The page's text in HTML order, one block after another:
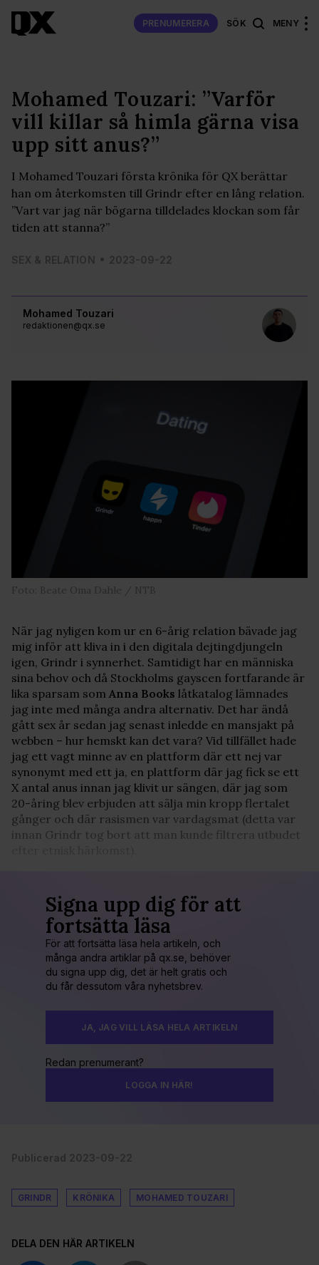
PRENUMERERA SÖK MENY
Mohamed Touzari
redaktionen@qx.se
Mohamed Touzari: ”Varför
vill killar så himla gärna visa
upp sitt anus?”
I Mohamed Touzari första krönika för QX berättar
han om återkomsten till Grindr efter en lång relation.
”Vart var jag när bögarna tilldelades klockan som får
tiden att stanna?”
SEX & RELATION 2023-09-22
Foto: Beate Oma Dahle / NTB
När jag nyligen kom ur en 6-årig relation bävade jag
mig inför att kliva in i den digitala dejtingdjungeln
igen, Grindr i synnerhet. Samtidigt har en människa
sina behov och då Stockholms gayscen fortfarande är
lika sparsam som Anna Books låtkatalog lämnades
jag inte med många andra alternativ. Det har ändå
gått sex år sedan jag senast inledde en mansjakt på
webben – hur hemskt kan det vara? Vid tillfället hade
jag ett vagt minne av en plattform där ett nej var
synonymt med ett ja, en plattform där jag fick se ett
X antal anus innan jag klivit ur sängen, där jag som
20-åring blev erbjuden att sälja min kropp flertalet
gånger och där rasismen var vardagsmat (detta var
innan Grindr tog bort att man kunde filtrera utbudet
Signa upp dig för att
fortsätta läsa
För att fortsätta läsa hela artikeln, och
många andra artiklar på qx.se, behöver
du signa upp dig, det är helt gratis och
du får dessutom våra nyhetsbrev.
JA, JAG VILL LÄSA HELA ARTIKELN
Redan prenumerant?
LOGGA IN HÄR!
Publicerad 2023-09-22
GRINDR KRÖNIKA MOHAMED TOUZARI
DELA DEN HÄR ARTIKELN